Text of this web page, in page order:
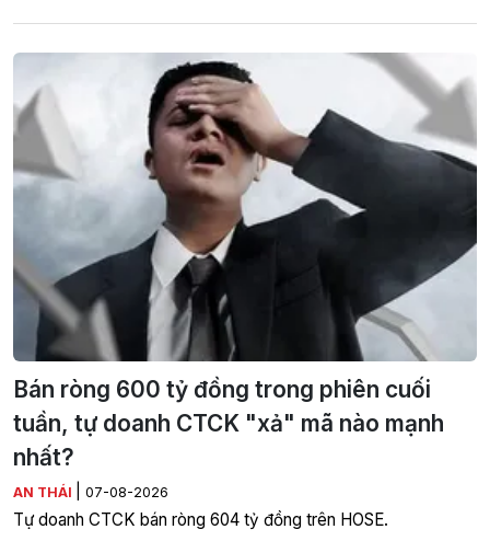
Bán ròng 600 tỷ đồng trong phiên cuối
tuần, tự doanh CTCK "xả" mã nào mạnh
nhất?
AN THÁI 07-08-2026
Tự doanh CTCK bán ròng 604 tỷ đồng trên HOSE.